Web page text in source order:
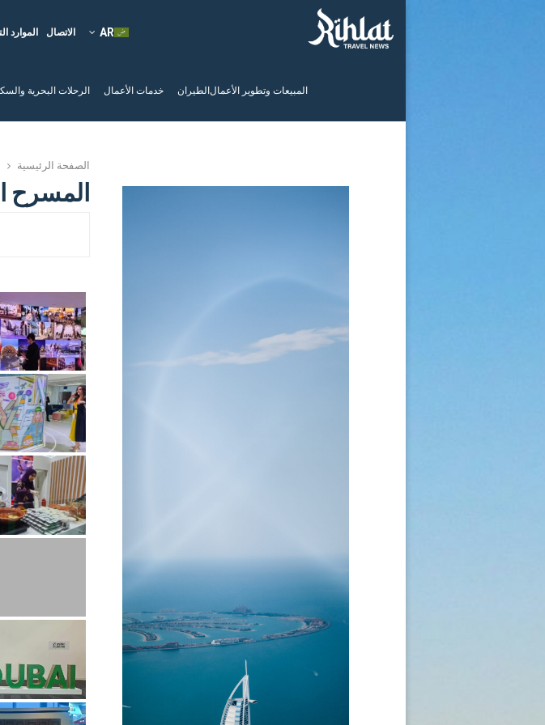
الموارد الاتصال
المبيعات وتطوير الأعمال الطيران خدمات الأعمال الرحلات البحرية
الصفحة الرئيسية
المسرح